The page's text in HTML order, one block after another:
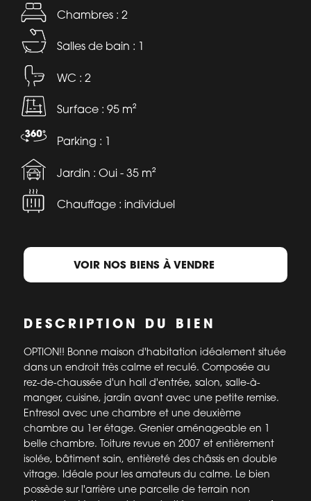
Chambres : 2
Salles de bain : 1
WC : 2
Surface : 95 m²
Parking : 1
Jardin : Oui - 35 m²
Chauffage : individuel
VOIR NOS BIENS À VENDRE
DESCRIPTION DU BIEN
OPTION!! Bonne maison d'habitation idéalement située
dans un endroit très calme et reculé. Composée au
rez-de-chaussée d'un hall d'entrée, salon, salle-à-
manger, cuisine, jardin avant avec une petite remise.
Entresol avec une chambre et une deuxième
chambre au 1er étage. Grenier aménageable en 1
belle chambre. Toiture revue en 2007 et entièrement
isolée, bâtiment sain, entièreté des châssis en double
vitrage. Idéale pour les amateurs du calme. Le bien
possède sur l'arrière une parcelle de terrain non